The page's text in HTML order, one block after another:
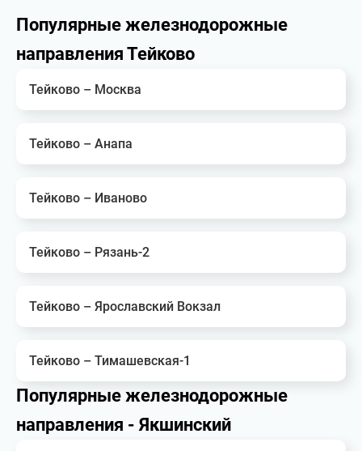
Популярные железнодорожные
направления Тейково
Тейково – Москва
Тейково – Анапа
Тейково – Иваново
Тейково – Рязань-2
Тейково – Ярославский Вокзал
Тейково – Тимашевская-1
Популярные железнодорожные
направления - Якшинский